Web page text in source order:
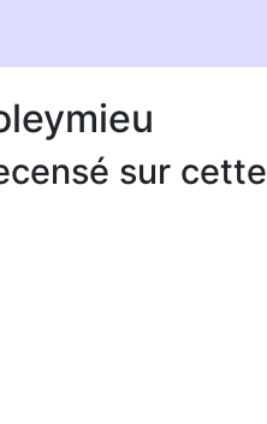
sur